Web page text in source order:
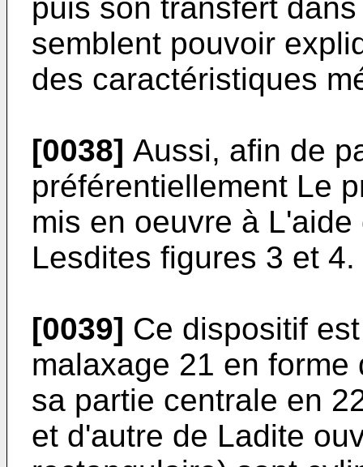
puis son transfert
semblent pouvoir
des caractéristiques
[0038] Aussi, afin de
préférentiellement Le
mis en oeuvre à
Lesdites figures 3 et 4.
[0039] Ce dispositif
malaxage 21 en
sa partie centrale en
et d'autre de Ladite